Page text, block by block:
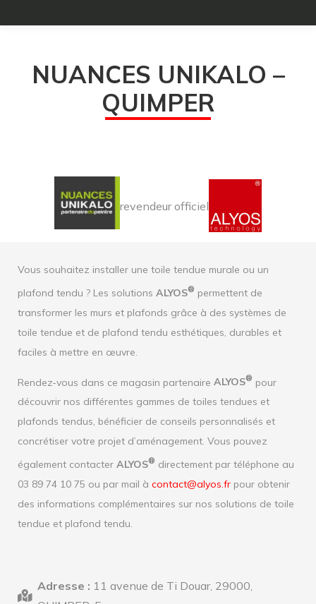
NUANCES UNIKALO –
QUIMPER
revendeur officiel
Vous souhaitez installer une toile tendue murale ou un
plafond tendu ? Les solutions ALYOS® permettent de
transformer les murs et plafonds grâce à des systèmes de
toile tendue et de plafond tendu esthétiques, durables et
faciles à mettre en œuvre.
Rendez-vous dans ce magasin partenaire ALYOS® pour
découvrir nos différentes gammes de toiles tendues et
plafonds tendus, bénéficier de conseils personnalisés et
concrétiser votre projet d’aménagement. Vous pouvez
également contacter ALYOS® directement par téléphone au
03 89 74 10 75 ou par mail à contact@alyos.fr pour obtenir
des informations complémentaires sur nos solutions de toile
tendue et plafond tendu.
Adresse : 11 avenue de Ti Douar, 29000,